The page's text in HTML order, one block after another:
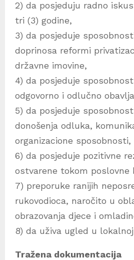
2) da posjeduju radno
tri (3) godine,
3) da posjeduje
doprinosa reformi
državne imovine,
4) da posjeduje
odgovorno i odlučno
5) da posjeduje
donošenja odluka,
organizacione sposobnosti,
6) da posjeduje pozitivne
ostvarene tokom poslovne
7) preporuke ranijih
rukovodioca, naročito u
obrazovanja djece i
8) da uživa ugled u
Tražena dokumentacija